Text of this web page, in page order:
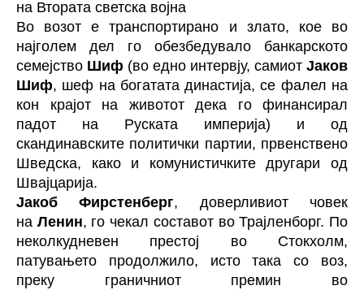
на Втората светска војна
Во возот е транспортирано и злато, кое во
најголем дел го обезбедувало банкарското
семејство Шиф (во едно интервју, самиот Јаков
Шиф, шеф на богатата династија, се фалел на
кон крајот на животот дека го финансирал
падот на Руската империја) и од
скандинавските политички партии, првенствено
Шведска, како и комунистичките другари од
Швајцарија.
Јакоб Фирстенберг, доверливиот човек
на Ленин, го чекал составот во Трајленборг. По
неколкудневен престој во Стокхолм,
патувањето продолжило, исто така со воз,
преку граничниот премин во